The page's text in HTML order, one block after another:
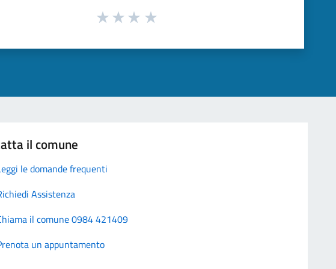
il comune
le domande frequenti
Assistenza
il comune 0984 421409
un appuntamento